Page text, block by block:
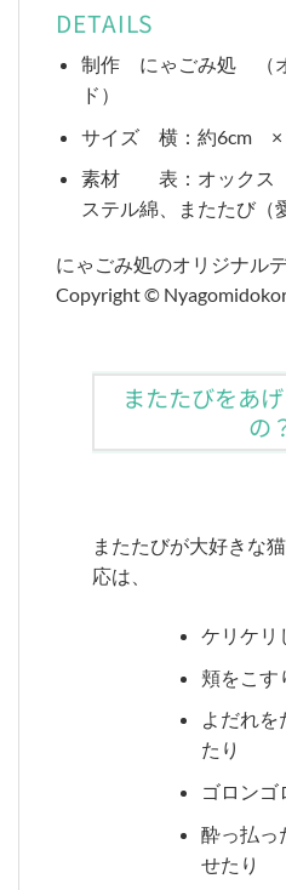
DETAILS
制作 にゃごみ処 （
ド）
サイズ 横：約6cm
素材 表：オックス（
ステル綿、またたび（
にゃごみ処のオリジナル
Copyright ©
またたびをあ
の
またたびが大好きな
応は、
ケリケリ
頬をこす
よだれを
たり
ゴロンゴ
酔っ払っ
せたり